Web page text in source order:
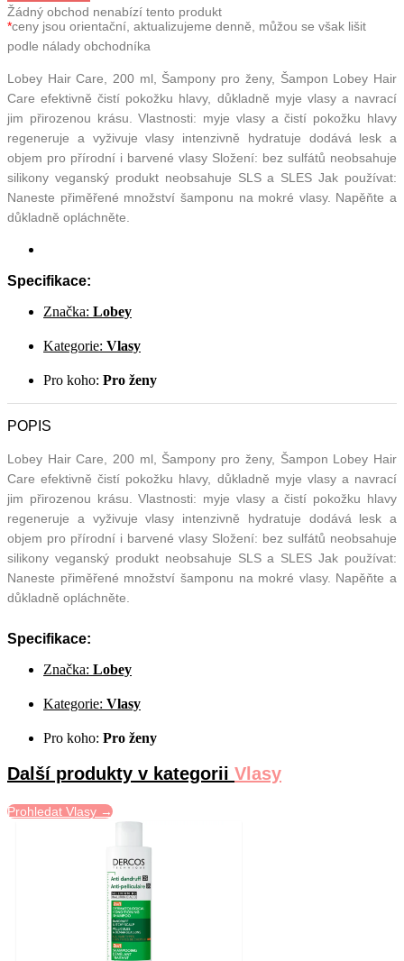
Žádný obchod nenabízí tento produkt
*ceny jsou orientační, aktualizujeme denně, můžou se však lišit
podle nálady obchodníka
Lobey Hair Care, 200 ml, Šampony pro ženy, Šampon Lobey Hair
Care efektivně čistí pokožku hlavy, důkladně myje vlasy a navrací
jim přirozenou krásu. Vlastnosti: myje vlasy a čistí pokožku hlavy
regeneruje a vyživuje vlasy intenzivně hydratuje dodává lesk a
objem pro přírodní i barvené vlasy Složení: bez sulfátů neobsahuje
silikony veganský produkt neobsahuje SLS a SLES Jak používat:
Naneste přiměřené množství šamponu na mokré vlasy. Napěňte a
důkladně opláchněte.
Specifikace:
Značka: Lobey
Kategorie: Vlasy
Pro koho: Pro ženy
POPIS
Lobey Hair Care, 200 ml, Šampony pro ženy, Šampon Lobey Hair
Care efektivně čistí pokožku hlavy, důkladně myje vlasy a navrací
jim přirozenou krásu. Vlastnosti: myje vlasy a čistí pokožku hlavy
regeneruje a vyživuje vlasy intenzivně hydratuje dodává lesk a
objem pro přírodní i barvené vlasy Složení: bez sulfátů neobsahuje
silikony veganský produkt neobsahuje SLS a SLES Jak používat:
Naneste přiměřené množství šamponu na mokré vlasy. Napěňte a
důkladně opláchněte.
Specifikace:
Značka: Lobey
Kategorie: Vlasy
Pro koho: Pro ženy
Další produkty v kategorii Vlasy
Prohledat Vlasy →